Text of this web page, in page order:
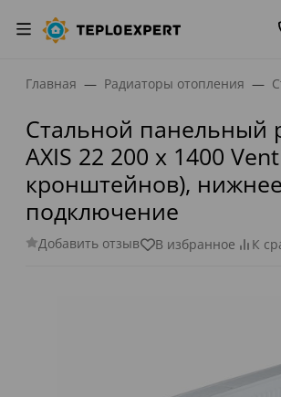
Главная Радиаторы отопления
Стальной панельный
AXIS 22 200 x 1400
кронштейнов), нижнее
подключение
Добавить отзыв В избранное К